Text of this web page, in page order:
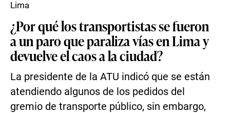
¿Por qué los transportistas se fueron
a un paro que paraliza vías en Lima y
devuelve el caos a la ciudad?
La presidente de la ATU indicó que se están
atendiendo algunos de los pedidos del
gremio de transporte público, sin embargo,
Lima